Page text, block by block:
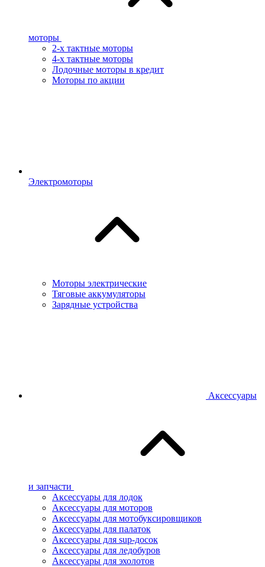
моторы
2-х тактные моторы
4-х тактные моторы
Лодочные моторы в кредит
Моторы по акции
Электромоторы
Моторы электрические
Тяговые аккумуляторы
Зарядные устройства
Аксессуары
и запчасти
Аксессуары для лодок
Аксессуары для моторов
Аксессуары для мотобуксировщиков
Аксессуары для палаток
Аксессуары для sup-досок
Аксессуары для ледобуров
Аксессуары для эхолотов